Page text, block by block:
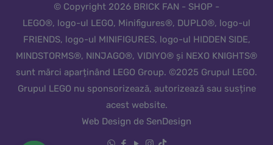
© Copyright 2026 BRICK FAN - SHOP -
LEGO®, logo-ul LEGO, Minifigures®, DUPLO®, logo-ul
FRIENDS, logo-ul MINIFIGURES, logo-ul HIDDEN SIDE,
MINDSTORMS®, NINJAGO®, VIDIYO® și NEXO KNIGHTS®
sunt mărci aparținând LEGO Group. ©2025 Grupul LEGO.
Grupul LEGO nu sponsorizează, autorizează sau susține
acest website.
Web Design de SenDesign